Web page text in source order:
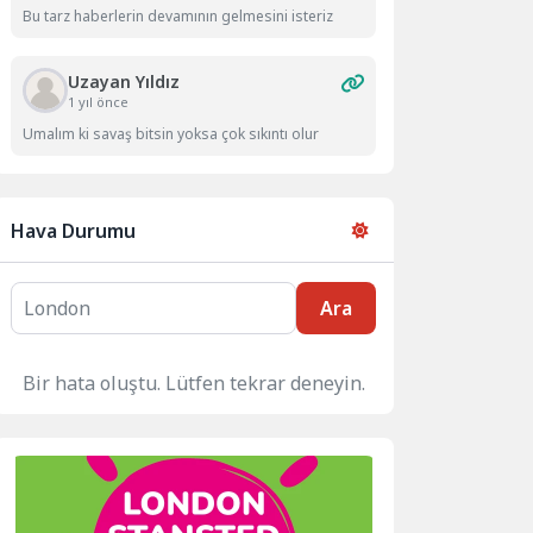
Bu tarz haberlerin devamının gelmesini isteriz
Uzayan Yıldız
1 yıl önce
Umalım ki savaş bitsin yoksa çok sıkıntı olur
Hava Durumu
Ara
Bir hata oluştu. Lütfen tekrar deneyin.